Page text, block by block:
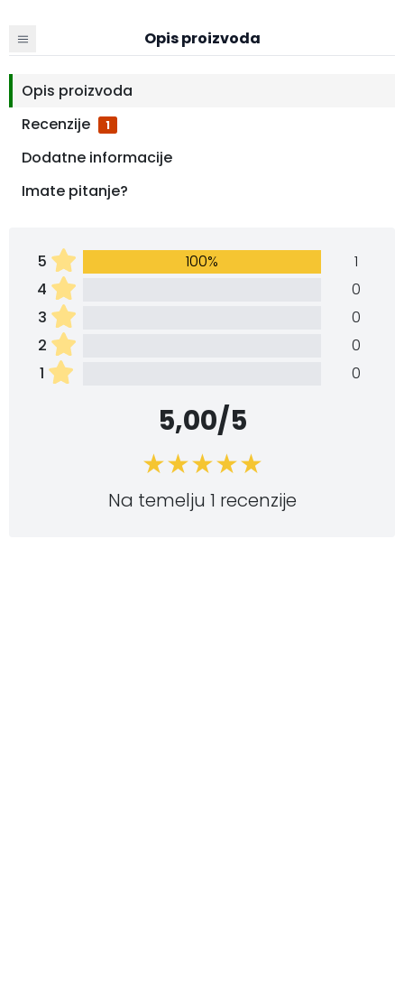
Opis proizvoda
Opis proizvoda
Recenzije
1
Dodatne informacije
Imate pitanje?
5 100%
1
4
0
3
0
2
0
1
0
5,00/5
Na temelju 1 recenzije